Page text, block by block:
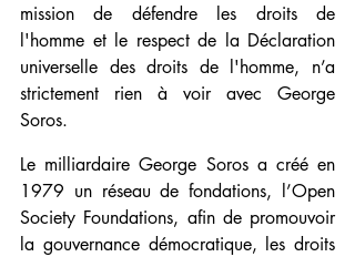
mission de défendre les droits de
l'homme et le respect de la Déclaration
universelle des droits de l'homme, n’a
strictement rien à voir avec George
Soros.
Le milliardaire George Soros a créé en
1979 un réseau de fondations, l’Open
Society Foundations, afin de promouvoir
la gouvernance démocratique, les droits